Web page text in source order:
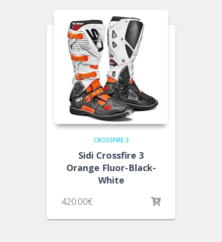
CROSSFIRE 3
Sidi Crossfire 3
Orange Fluor-Black-
White
420.00€